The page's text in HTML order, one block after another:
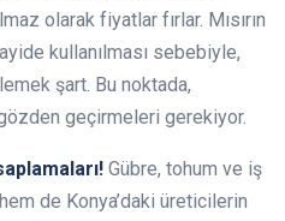
olarak fiyatlar fırlar. Mısırın
kullanılması sebebiyle,
şart. Bu noktada,
geçirmeleri gerekiyor.
Gübre, tohum ve iş
de Konya’daki üreticilerin